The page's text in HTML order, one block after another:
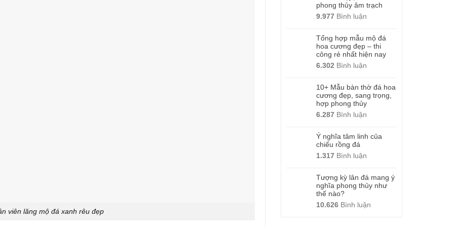
phong thủy âm trạch
9.977 Bình luận
Tổng hợp mẫu mộ đá
hoa cương đẹp – thi
công rẻ nhất hiện nay
6.302 Bình luận
10+ Mẫu bàn thờ đá hoa
cương đẹp, sang trọng,
hợp phong thủy
6.287 Bình luận
Ý nghĩa tâm linh của
chiếu rồng đá
1.317 Bình luận
Tượng kỳ lân đá mang ý
nghĩa phong thủy như
thế nào?
10.626 Bình luận
viên lăng mộ đá xanh rêu đẹp